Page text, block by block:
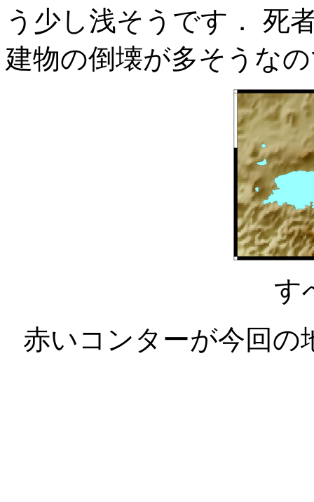
う少し浅そうです． 死
建物の倒壊が多そうな
す
赤いコンターが今回の